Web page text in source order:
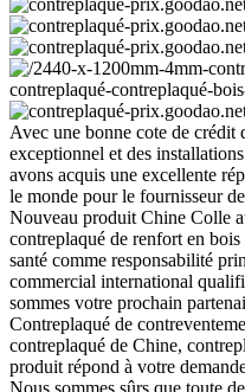
Avec une bonne cote de crédit
exceptionnel et des
avons acquis une excellente
le monde pour le fournisseur
Nouveau produit Chine Colle
contreplaqué de renfort en
santé comme responsabilité
commercial international
sommes votre prochain
Contreplaqué de
contreplaqué de Chine,
produit répond à votre